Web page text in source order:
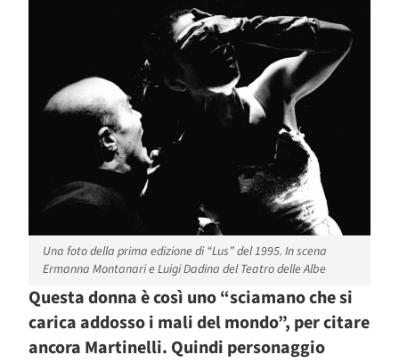
Una foto della prima edizione di “Lus” del 1995. In scena
Ermanna Montanari e Luigi Dadina del Teatro delle Albe
Questadonna è così uno “sciamano che si
carica addosso i mali del mondo”, per citare
ancora Martinelli. Quindi personaggio